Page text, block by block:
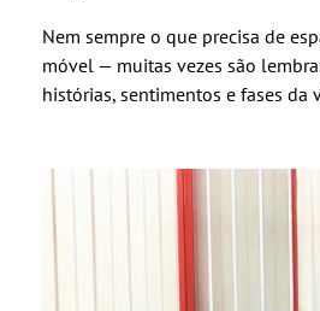
Nem sempre o que precisa de
móvel — muitas vezes são
histórias, sentimentos e fases da